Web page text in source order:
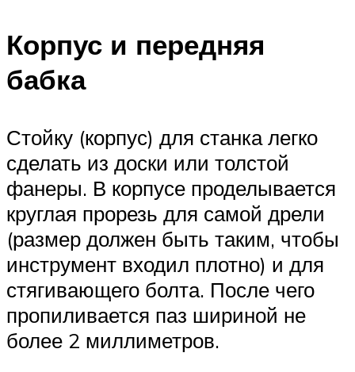
Корпус и передняя
бабка
Стойку (корпус) для станка легко
сделать из доски или толстой
фанеры. В корпусе проделывается
круглая прорезь для самой дрели
(размер должен быть таким, чтобы
инструмент входил плотно) и для
стягивающего болта. После чего
пропиливается паз шириной не
более 2 миллиметров.